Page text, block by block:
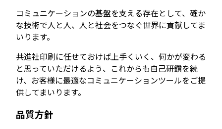
コミュニケーションの基盤を支える存在として、確か
な技術で人と人、人と社会をつなぐ世界に貢献してま
いります。
共進社印刷に任せておけば上手くいく、何かが変わる
と思っていただけるよう、これからも自己研鑽を続
け、お客様に最適なコミュニケーションツールをご提
供してまいります。
品質方針